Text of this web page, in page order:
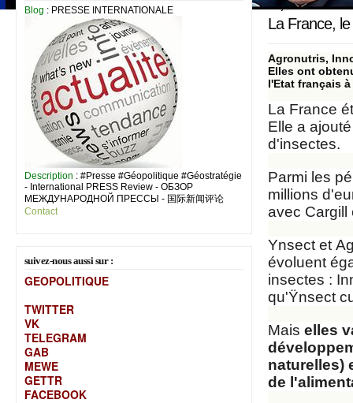
Blog : PRESSE INTERNATIONALE
Description : #Presse #Géopolitique #Géostratégie
- International PRESS Review - ОБЗОР
МЕЖДУНАРОДНОЙ ПРЕССЫ - 国际新闻评论
Contact
suivez-nous aussi sur :
GEOPOLITIQUE
TWITTER
VK
TELEGRAM
GAB
MEWE
GETTR
FACEBOOK
31 janvier 2024
La France,
Agronutris,
Elles ont
l'Etat français
La France
Elle a
d'insectes.
Parmi les
millions
avec Cargill
Ynsect et
évoluent
insectes :
qu'Ÿnsect
Mais elles
naturelles)
de